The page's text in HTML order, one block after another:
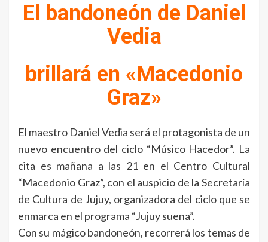
El bandoneón de Daniel
Vedia
brillará en «Macedonio
Graz»
El maestro Daniel Vedia será el protagonista de un
nuevo encuentro del ciclo “Músico Hacedor”. La
cita es mañana a las 21 en el Centro Cultural
“Macedonio Graz”, con el auspicio de la Secretaría
de Cultura de Jujuy, organizadora del ciclo que se
enmarca en el programa “Jujuy suena”.
Con su mágico bandoneón, recorrerá los temas de